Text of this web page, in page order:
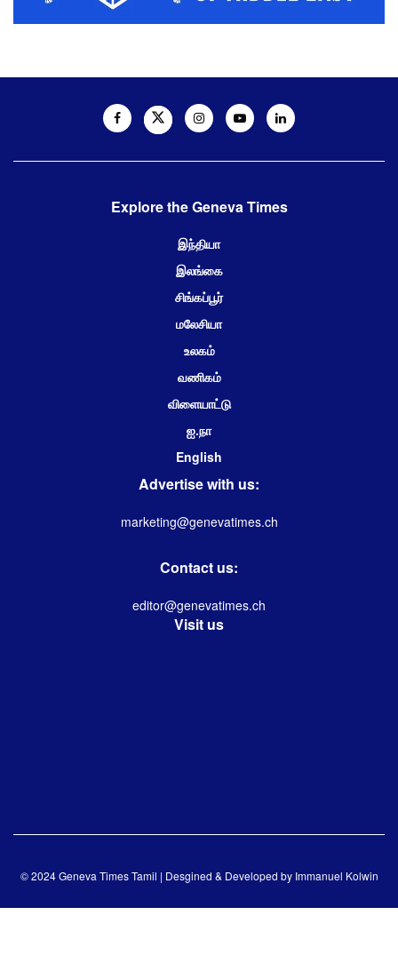
Explore the Geneva Times
இந்தியா
இலங்கை
சிங்கப்பூர்
மலேசியா
உலகம்
வணிகம்
விளையாட்டு
ஐ.நா
English
Advertise with us:
marketing@genevatimes.ch
Contact us:
editor@genevatimes.ch
Visit us
© 2024 Geneva Times Tamil | Desgined & Developed by Immanuel Kolwin